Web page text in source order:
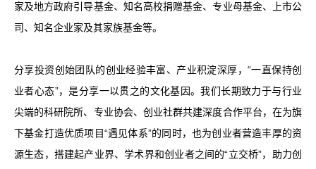
家及地方政府引导基金、知名高校捐赠基金、专业母基金、上市公
司、知名企业家及其家族基金等。
分享投资创始团队的创业经验丰富、产业积淀深厚，“一直保持创
业者心态”，是分享一以贯之的文化基因。我们长期致力于与行业
尖端的科研院所、专业协会、创业社群共建深度合作平台，在为旗
下基金打造优质项目“遇见体系”的同时，也为创业者营造丰厚的资
源生态，搭建起产业界、学术界和创业者之间的“立交桥”，助力创